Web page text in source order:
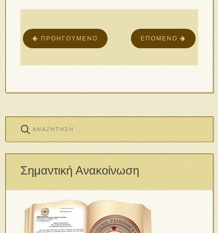
ΕΠΌΜΕΝΟ
ΠΡΟΗΓΟΎΜΕΝΟ
Σημαντική Ανακοίνωση